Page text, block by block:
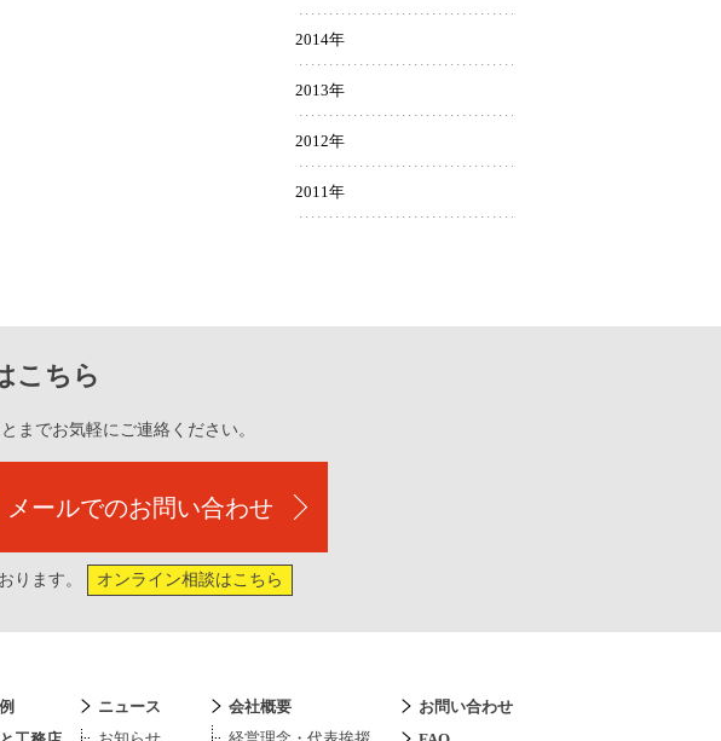
2014年
2013年
2012年
2011年
こちら
までお気軽にご連絡ください。
メールでのお問い合わせ
ります。 オンライン相談はこちら
ニュース
会社概要
お問い合わせ